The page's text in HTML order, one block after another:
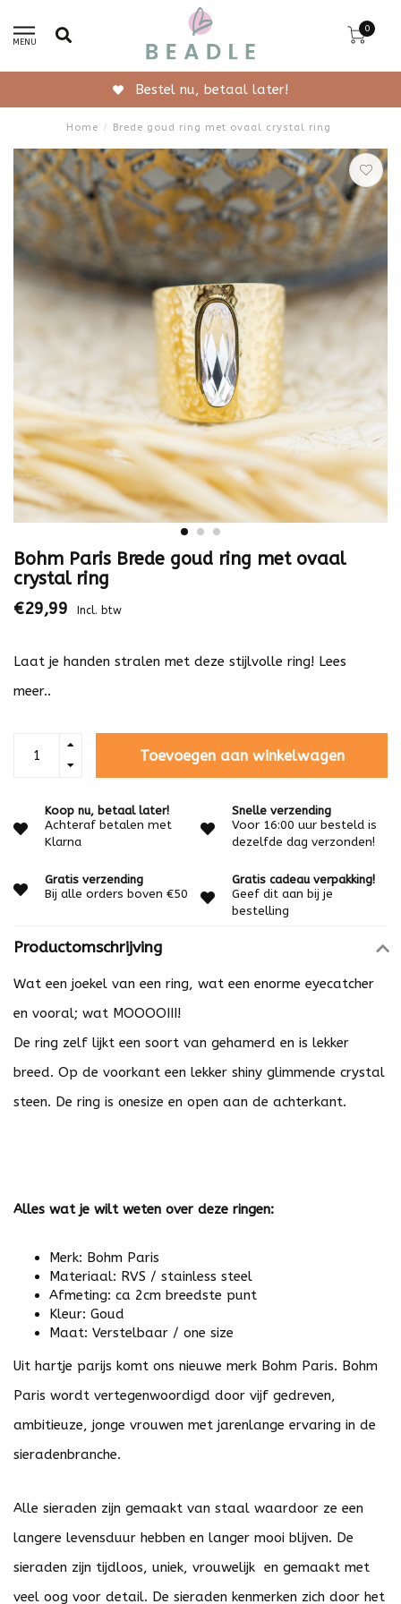
MENU
0
Gratis verzending vanaf 50,-
Home / Brede goud ring met ovaal crystal ring
Bohm Paris Brede goud ring met ovaal
crystal ring
€29,99 Incl. btw
Laat je handen stralen met deze stijlvolle ring! Lees
meer..
Toevoegen aan winkelwagen
Koop nu, betaal later!
Achteraf betalen met
Klarna
Snelle verzending
Voor 16:00 uur besteld is
dezelfde dag verzonden!
Gratis verzending
Bij alle orders boven €50
Gratis cadeau verpakking!
Geef dit aan bij je
bestelling
Productomschrijving
Wat een joekel van een ring, wat een enorme eyecatcher
en vooral; wat MOOOOIII!
De ring zelf lijkt een soort van gehamerd en is lekker
breed. Op de voorkant een lekker shiny glimmende crystal
steen. De ring is onesize en open aan de achterkant.
Alles wat je wilt weten over deze ringen:
Merk: Bohm Paris
Materiaal: RVS / stainless steel
Afmeting: ca 2cm breedste punt
Kleur: Goud
Maat: Verstelbaar / one size
Uit hartje parijs komt ons nieuwe merk Bohm Paris. Bohm
Paris wordt vertegenwoordigd door vijf gedreven,
ambitieuze, jonge vrouwen met jarenlange ervaring in de
sieradenbranche.
Alle sieraden zijn gemaakt van staal waardoor ze een
langere levensduur hebben en langer mooi blijven. De
sieraden zijn tijdloos, uniek, vrouwelijk en gemaakt met
veel oog voor detail. De sieraden kenmerken zich door het